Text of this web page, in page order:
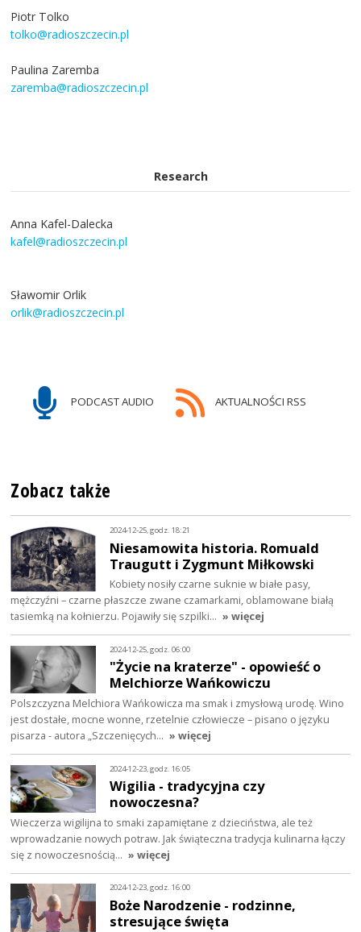
Piotr Tolko
tolko@radioszczecin.pl
Paulina Zaremba
zaremba@radioszczecin.pl
Research
Anna Kafel-Dalecka
kafel@radioszczecin.pl
Sławomir Orlik
orlik@radioszczecin.pl
PODCAST AUDIO AKTUALNOŚCI RSS
Zobacz także
2024-12-25, godz. 18:21
Niesamowita historia. Romuald
Traugutt i Zygmunt Miłkowski
Kobiety nosiły czarne suknie w białe pasy,
mężczyźni – czarne płaszcze zwane czamarkami, oblamowane białą
tasiemką na kołnierzu. Pojawiły się szpilki… » więcej
2024-12-25, godz. 06:00
"Życie na kraterze" - opowieść o
Melchiorze Wańkowiczu
Polszczyzna Melchiora Wańkowicza ma smak i zmysłową urodę. Wino
jest dostałe, mocne wonne, rzetelnie człowiecze – pisano o języku
pisarza - autora „Szczenięcych… » więcej
2024-12-23, godz. 16:05
Wigilia - tradycyjna czy
nowoczesna?
Wieczerza wigilijna to smaki zapamiętane z dzieciństwa, ale też
wprowadzanie nowych potraw. Jak świąteczna tradycja kulinarna łączy
się z nowoczesnością… » więcej
2024-12-23, godz. 16:00
Boże Narodzenie - rodzinne,
stresujące święta